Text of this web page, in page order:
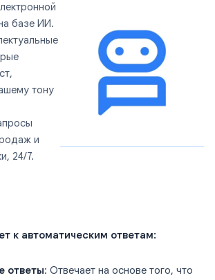
базе ИИ.
тону
и
24/7.
к автоматическим ответам:
ответы: Отвечает на основе того, что